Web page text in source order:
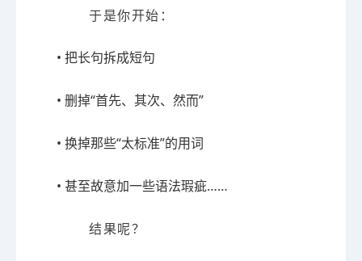
于是你开始：
• 把长句拆成短句
• 删掉“首先、其次、然而”
• 换掉那些“太标准”的用词
• 甚至故意加一些语法瑕疵……
结果呢？